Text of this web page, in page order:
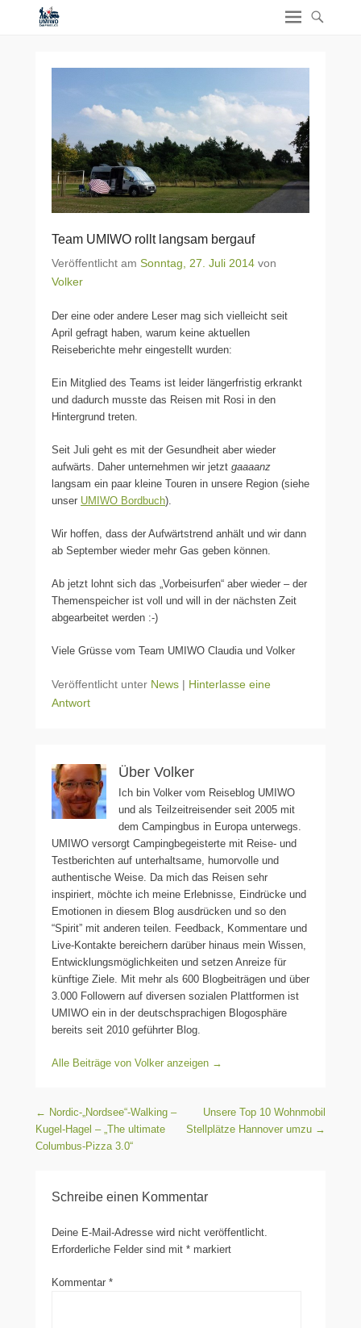
Team UMIWO rollt langsam bergauf
Veröffentlicht am Sonntag, 27. Juli 2014 von
Volker
Der eine oder andere Leser mag sich vielleicht seit
April gefragt haben, warum keine aktuellen
Reiseberichte mehr eingestellt wurden:
Ein Mitglied des Teams ist leider längerfristig erkrankt
und dadurch musste das Reisen mit Rosi in den
Hintergrund treten.
Seit Juli geht es mit der Gesundheit aber wieder
aufwärts. Daher unternehmen wir jetzt gaaaanz
langsam ein paar kleine Touren in unsere Region (siehe
unser UMIWO Bordbuch).
Wir hoffen, dass der Aufwärtstrend anhält und wir dann
ab September wieder mehr Gas geben können.
Ab jetzt lohnt sich das „Vorbeisurfen“ aber wieder – der
Themenspeicher ist voll und will in der nächsten Zeit
abgearbeitet werden :-)
Viele Grüsse vom Team UMIWO Claudia und Volker
Veröffentlicht unter News | Hinterlasse eine
Antwort
Über Volker
Ich bin Volker vom Reiseblog UMIWO
und als Teilzeitreisender seit 2005 mit
dem Campingbus in Europa unterwegs.
UMIWO versorgt Campingbegeisterte mit Reise- und
Testberichten auf unterhaltsame, humorvolle und
authentische Weise. Da mich das Reisen sehr
inspiriert, möchte ich meine Erlebnisse, Eindrücke und
Emotionen in diesem Blog ausdrücken und so den
“Spirit” mit anderen teilen. Feedback, Kommentare und
Live-Kontakte bereichern darüber hinaus mein Wissen,
Entwicklungsmöglichkeiten und setzen Anreize für
künftige Ziele. Mit mehr als 600 Blogbeiträgen und über
3.000 Followern auf diversen sozialen Plattformen ist
UMIWO ein in der deutschsprachigen Blogosphäre
bereits seit 2010 geführter Blog.
Alle Beiträge von Volker anzeigen →
Beitragsnavigation
← Nordic-„Nordsee“-Walking –
Kugel-Hagel – „The ultimate
Columbus-Pizza 3.0“
Unsere Top 10 Wohnmobil
Stellplätze Hannover umzu →
Schreibe einen Kommentar
Deine E-Mail-Adresse wird nicht veröffentlicht.
Erforderliche Felder sind mit * markiert
Kommentar *